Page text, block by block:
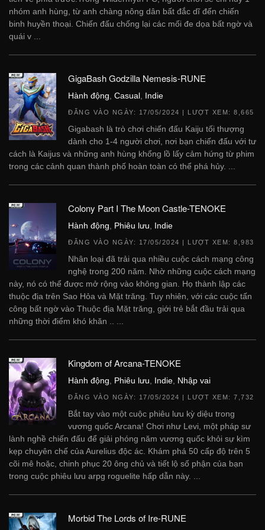
nhóm anh hùng, từ anh chàng nông dân bất đắc dĩ đến chiến
binh huyền thoại. Chiến đấu chống lại các mối đe dọa bất ngờ và
quái v ...
GigaBash Godzilla Nemesis-RUNE
Hành động Casual Indie
ĐĂNG VÀO NGÀY: 17/05/2024 | LƯỢT XEM: 8,665
Gigabash là trò chơi chiến đấu Kaiju tối thượng
dành cho 1-4 người chơi, nơi bạn chiến đấu với tư
cách là Kaijus và những anh hùng khổng lồ lấy cảm hứng từ phim
trong các cảnh quan thành phố hoàn toàn có thể phá hủy. ...
Colony Part I The Moon Castle-TENOKE
Hành động Phiêu lưu Indie
ĐĂNG VÀO NGÀY: 17/05/2024 | LƯỢT XEM: 8,983
Nhân loại đã trải qua nhiều cuộc cách mạng công
nghệ trong 200 năm. Nhờ những cuộc cách mạng
này, nó có thể được mở rộng vào không gian. Họ thành lập các
thuộc địa trên Sao Hỏa và Mặt trăng. Tuy nhiên, với các cuộc tấn
công bất ngờ vào Thuộc địa Mặt trăng, giới trẻ bắt đầu trải qua
những thời điểm khó khăn .. ...
Kingdom of Arcana-TENOKE
Hành động Phiêu lưu Indie Nhập vai
ĐĂNG VÀO NGÀY: 17/05/2024 | LƯỢT XEM: 7,732
Bắt tay vào một cuộc phiêu lưu kỳ diệu trong
vương quốc Arcana! Chơi như Levi, một pháp sư
lành nghề chiến đấu để giải phóng năm vương quốc khỏi sự kìm
kẹp chuyên chế của Aurelius độc ác. Khám phá 50 cấp độ trên 5
cõi mê hoặc, chinh phục 20 ông chủ và tiết lộ số phận của bạn
trong cuộc phiêu lưu arpg roguelite hấp dẫn này. ...
Morbid The Lords of Ire-RUNE